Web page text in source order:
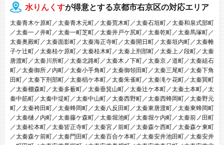
水りんくすが得意とする京都市右京区の対応エリア
太秦青木ケ原町／太秦青木元町／太秦荒木町／太秦石垣町／太秦和泉式部町
／太秦一ノ井町／太秦一町芝町／太秦井戸ケ尻町／太秦乾町／太秦馬塚町／
太秦奥殿町／太秦面影町／太秦海正寺町／太秦開日町／太秦垣内町／太秦帷
子ケ辻町／太秦桂ケ原町／太秦桂木町／太秦上刑部町／太秦上ノ段町／太秦
唐渡町／太秦川所町／太秦北路町／太秦木ノ下町／太秦京ノ道町／太秦組石
町／太秦御所ノ内町／太秦小手角町／太秦御領田町／太秦三尾町／太秦下角
田町／太秦下刑部町／太秦椙ケ本町／太秦朱雀町／太秦滝ケ花町／太秦巽町
／太秦棚森町／太秦多薮町／太秦垂箕山町／太秦辻ケ本町／太秦土本町／太
秦中筋町／太秦中堤町／太秦中山町／太秦西野町／太秦西蜂岡町／太秦野元
町／太秦袴田町／太秦蜂岡町／太秦八反田町／太秦東唐渡町／太秦東蜂岡町
／太秦樋ノ内町／太秦藤ケ森町／太秦堀池町／太秦堀ケ内町／太秦前ノ田町
／太秦松本町／太秦皆正寺町／太秦宮ノ前町／太秦森ケ西町／太秦森ケ東町
／太秦森ケ前町／太秦門田町／太秦百合ケ本町／太秦安井池田町／太秦安井